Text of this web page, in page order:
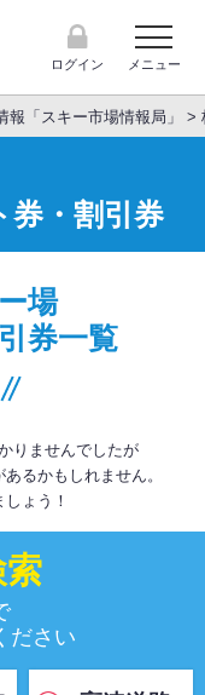
ログイン メニュー
報「スキー市場情報局」 >
・割引券
場
券一覧
りませんでしたが
るかもしれません。
ょう！
ださい